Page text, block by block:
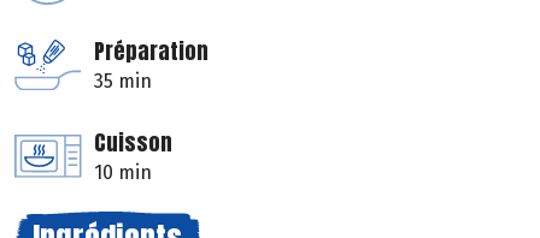
Préparation
35 min
Cuisson
10 min